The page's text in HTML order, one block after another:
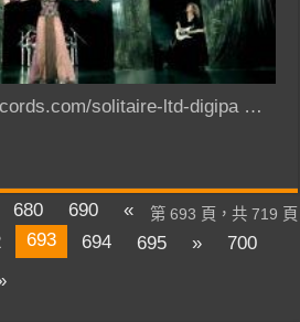
solitaire-ltd-digipa …
第 693 頁，共 719 頁
680 690
«
693 694 695 »
700